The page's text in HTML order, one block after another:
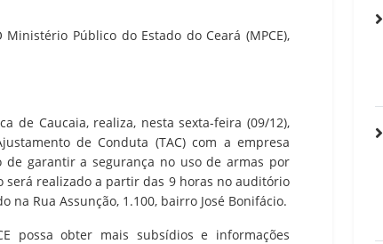
Ministério Público do Estado do Ceará (MPCE),
de Caucaia, realiza, nesta sexta-feira (09/12),
de Conduta (TAC) com a empresa
de garantir a segurança no uso de armas por
realizado a partir das 9 horas no auditório
na Rua Assunção, 1.100, bairro José Bonifácio.
possa obter mais subsídios e informações